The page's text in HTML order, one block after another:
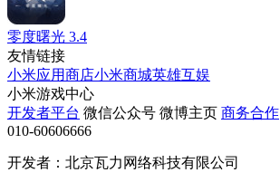
零度曙光 3.4
友情链接
小米应用商店小米商城英雄互娱
小米游戏中心
开发者平台 微信公众号 微博主页 商务合作
010-60606666
开发者：北京瓦力网络科技有限公司